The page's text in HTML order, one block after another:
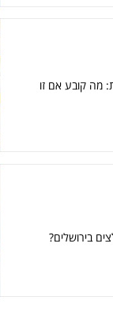
מה קובע אם זו
בירושלים?